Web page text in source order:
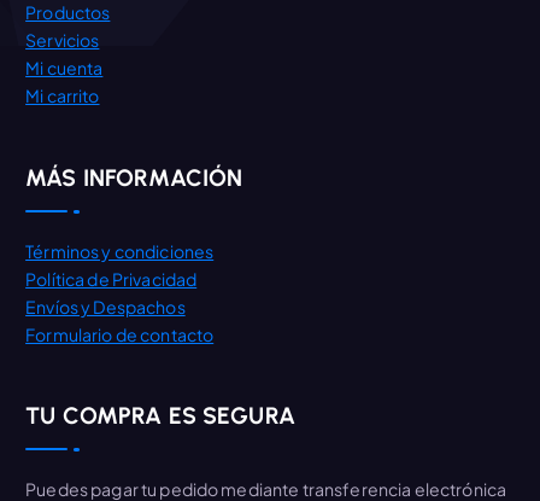
Productos
Servicios
Mi cuenta
Mi carrito
MÁS INFORMACIÓN
Términos y condiciones
Política de Privacidad
Envíos y Despachos
Formulario de contacto
TU COMPRA ES SEGURA
Puedes pagar tu pedido mediante transferencia electrónica